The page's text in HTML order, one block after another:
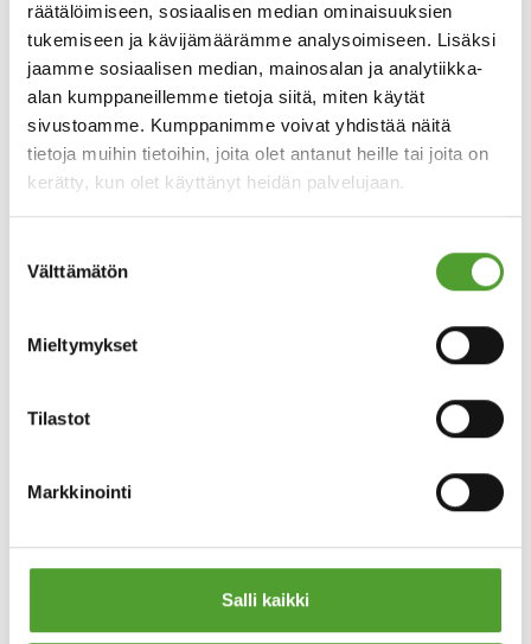
räätälöimiseen, sosiaalisen median ominaisuuksien
tukemiseen ja kävijämäärämme analysoimiseen. Lisäksi
jaamme sosiaalisen median, mainosalan ja analytiikka-
alan kumppaneillemme tietoja siitä, miten käytät
sivustoamme. Kumppanimme voivat yhdistää näitä
tietoja muihin tietoihin, joita olet antanut heille tai joita on
kerätty, kun olet käyttänyt heidän palvelujaan.
valinta
Välttämätön
Mieltymykset
Tilastot
Markkinointi
Salli kaikki